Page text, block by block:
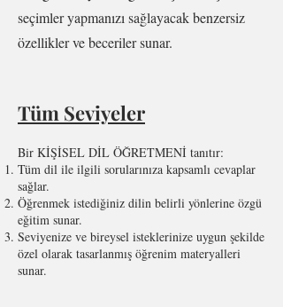
seçimler yapmanızı sağlayacak benzersiz
özellikler ve beceriler sunar.
Tüm Seviyeler
Bir KİŞİSEL DİL ÖĞRETMENİ tanıtır:
Tüm dil ile ilgili sorularınıza kapsamlı cevaplar
sağlar.
Öğrenmek istediğiniz dilin belirli yönlerine özgü
eğitim sunar.
Seviyenize ve bireysel isteklerinize uygun şekilde
özel olarak tasarlanmış öğrenim materyalleri
sunar.